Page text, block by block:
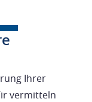
Ihrer
vermitteln